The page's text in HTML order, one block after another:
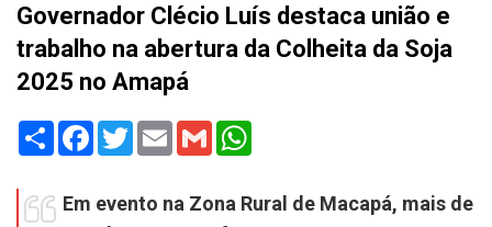
Governador Clécio Luís destaca união e
trabalho na abertura da Colheita da Soja
2025 no Amapá
Share Facebook
TwitterEmail Gmail
Em evento na Zona Rural de Macapá, mais de